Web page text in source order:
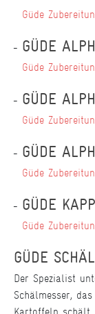
Güde
GÜDE
Güde
GÜDE
Güde
GÜDE
Güde
GÜDE
Güde
GÜDE
Der Spezialist
Schälmesser,